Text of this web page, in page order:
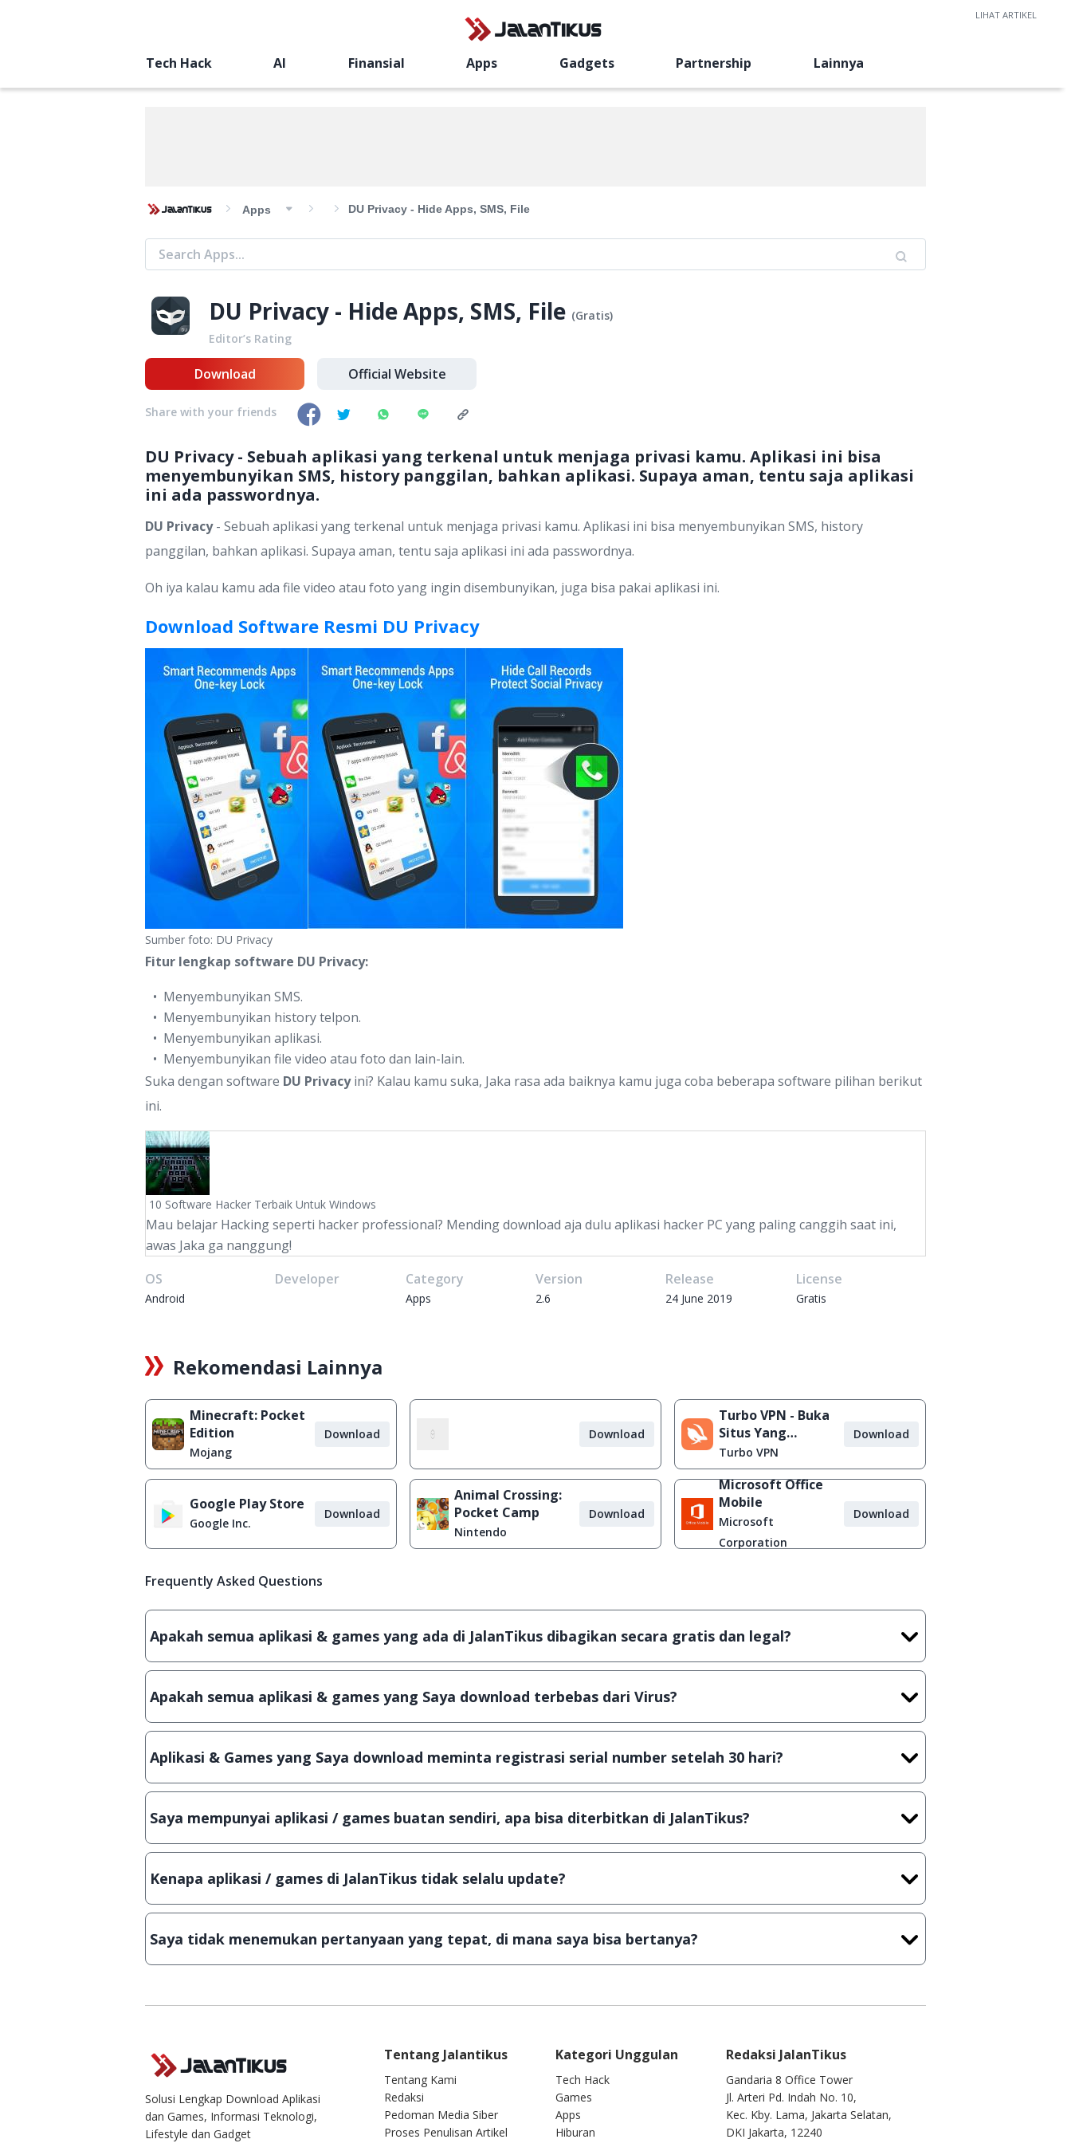
Tech Hack AI Finansial Apps Gadgets Partnership Lainnya
Apps DU Privacy - Hide Apps, SMS, File
DU Privacy - Hide Apps, SMS, File (Gratis)
Editor’s Rating
DU Privacy - Sebuah aplikasi yang terkenal untuk menjaga privasi kamu. Aplikasi ini bisa
menyembunyikan SMS, history panggilan, bahkan aplikasi. Supaya aman, tentu saja aplikasi
ini ada passwordnya.
DU Privacy- Sebuah aplikasi yang terkenal untuk menjaga privasi kamu. Aplikasi ini bisa menyembunyikan SMS, history
panggilan, bahkan aplikasi. Supaya aman, tentu saja aplikasi ini ada passwordnya.
Oh iya kalau kamu ada file video atau foto yang ingin disembunyikan, juga bisa pakai aplikasi ini.
Download Software Resmi DU Privacy
Sumber foto: DU Privacy
Fitur lengkap software DU Privacy:
Menyembunyikan SMS.
Menyembunyikan history telpon.
Menyembunyikan aplikasi.
Menyembunyikan file video atau foto dan lain-lain.
Suka dengan software DU Privacyini? Kalau kamu suka, Jaka rasa ada baiknya kamu juga coba beberapa software pilihan berikut
ini.
10 Software Hacker Terbaik Untuk Windows
Mau belajar Hacking seperti hacker professional? Mending download aja dulu aplikasi hacker PC yang paling canggih saat ini,
awas Jaka ga nanggung!
LIHAT ARTIKEL
OS
Android
Developer Category
Apps
Version
2.6
Release
24 June 2019
License
Gratis
Download Official Website
Share with your friends
Rekomendasi Lainnya
Minecraft: Pocket
Edition
Mojang
Download Download
Turbo VPN - Buka
Situs Yang
Diblokir
Turbo VPN
Download
Google Play Store
Google Inc.
Download
Animal Crossing:
Pocket Camp
Nintendo
Download
Microsoft Office
Mobile
Microsoft
Corporation
Download
Frequently Asked Questions
Apakah semua aplikasi & games yang ada di JalanTikus dibagikan secara gratis dan legal?
Ya, JalanTikus hanya membagikan aplikasi & games yang gratis (Freeware) dan legal, dalam artian tidak (bajakan) hasil crack,
Apakah semua aplikasi & games yang Saya download terbebas dari Virus?
Ya, JalanTikus selalu melakukan scanning dengan 3 jenis Antivirus (Kaspersky, AVG & Avast) sebelum menerbitkan suatu
Aplikasi & Games yang Saya download meminta registrasi serial number setelah 30 hari?
Meskipun dibagikan secara gratis, namun ada beberapa aplikasi & games yang dibagikan secara Shareware, dalam arti hanya
Saya mempunyai aplikasi / games buatan sendiri, apa bisa diterbitkan di JalanTikus?
Tentu saja bisa. Silahkan kirim email keinfo@jalantikus.comdengan menyertakan Nama Aplikasi/Games, Deskripsi serta
Kenapa aplikasi / games di JalanTikus tidak selalu update?
Demi menjaga kualitas aplikasi dan games yang ada di JalanTikus, hingga saat ini kita masih melakukan upload-download
Saya tidak menemukan pertanyaan yang tepat, di mana saya bisa bertanya?
Kami dengan senang hati menjawab setiap pertanyaan yang masuk. Kirim pertanyaan kamu keinfo@jalantikus.com
Solusi Lengkap Download Aplikasi
dan Games, Informasi Teknologi,
Lifestyle dan Gadget
Redaksi JalanTikus
Gandaria 8 Office Tower
Jl. Arteri Pd. Indah No. 10,
Kec. Kby. Lama, Jakarta Selatan,
DKI Jakarta, 12240
Tentang Jalantikus
Tentang Kami
Redaksi
Pedoman Media Siber
Proses Penulisan Artikel
Kategori Unggulan
Tech Hack
Games
Apps
Hiburan